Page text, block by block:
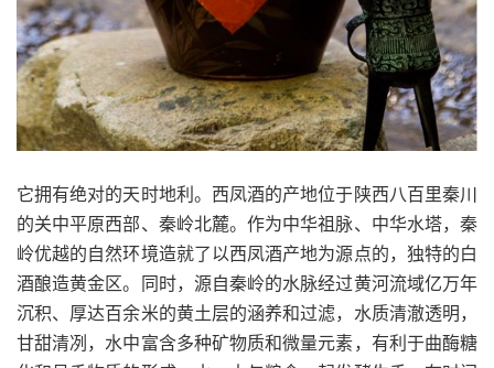
它拥有绝对的天时地利。西凤酒的产地位于陕西八百里秦川
的关中平原西部、秦岭北麓。作为中华祖脉、中华水塔，秦
岭优越的自然环境造就了以西凤酒产地为源点的，独特的白
酒酿造黄金区。同时，源自秦岭的水脉经过黄河流域亿万年
沉积、厚达百余米的黄土层的涵养和过滤，水质清澈透明，
甘甜清冽，水中富含多种矿物质和微量元素，有利于曲酶糖